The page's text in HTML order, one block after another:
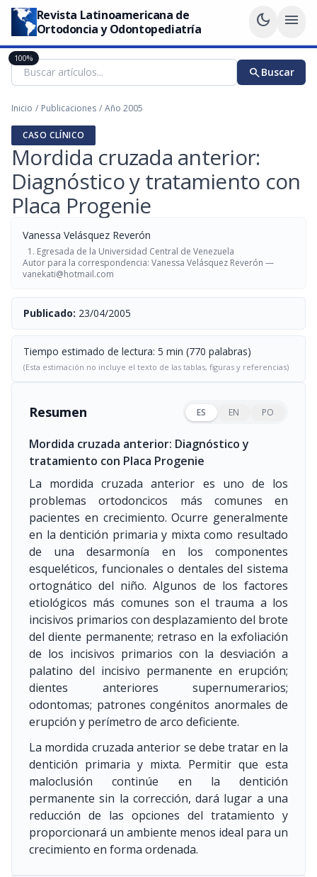
Revista Latinoamericana de
Ortodoncia y Odontopediatría
dark_mode menu
searchBuscar
Inicio / Publicaciones / Año 2005
CASO CLÍNICO
Mordida cruzada anterior:
Diagnóstico y tratamiento con
Placa Progenie
Vanessa Velásquez Reverón
Egresada de la Universidad Central de Venezuela
Autor para la correspondencia: Vanessa Velásquez Reverón —
vanekati@hotmail.com
Publicado: 23/04/2005
Tiempo estimado de lectura: 5 min (770 palabras)
(Esta estimación no incluye el texto de las tablas, figuras y referencias)
Resumen ES EN PO
Mordida cruzada anterior: Diagnóstico y
tratamiento con Placa Progenie
La mordida cruzada anterior es uno de los
problemas ortodoncicos más comunes en
pacientes en crecimiento. Ocurre generalmente
en la dentición primaria y mixta como resultado
de una desarmonía en los componentes
esqueléticos, funcionales o dentales del sistema
ortognático del niño. Algunos de los factores
etiológicos más comunes son el trauma a los
incisivos primarios con desplazamiento del brote
del diente permanente; retraso en la exfoliación
de los incisivos primarios con la desviación a
palatino del incisivo permanente en erupción;
dientes anteriores supernumerarios;
odontomas; patrones congénitos anormales de
erupción y perímetro de arco deficiente.
La mordida cruzada anterior se debe tratar en la
dentición primaria y mixta. Permitir que esta
maloclusión continúe en la dentición
permanente sin la corrección, dará lugar a una
reducción de las opciones del tratamiento y
proporcionará un ambiente menos ideal para un
crecimiento en forma ordenada.
100%